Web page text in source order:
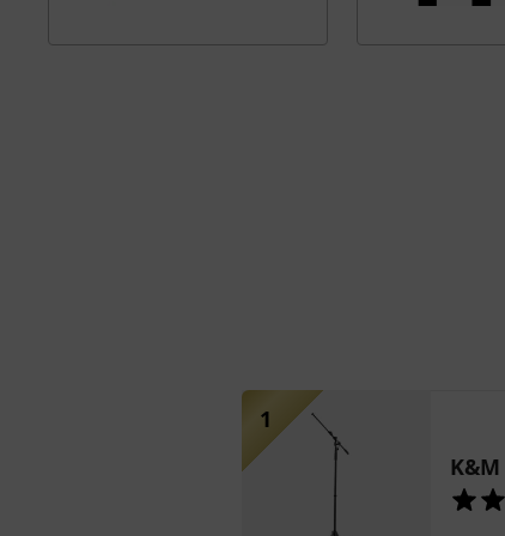
1
K&M